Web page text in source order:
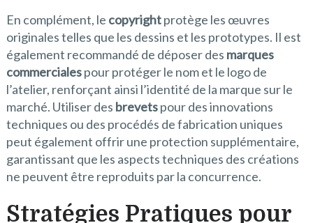
En complément, le copyrightprotège les œuvres
originales telles que les dessins et les prototypes. Il est
également recommandé de déposer des marques
commercialespour protéger le nom et le logo de
l’atelier, renforçant ainsi l’identité de la marque sur le
marché. Utiliser des brevetspour des innovations
techniques ou des procédés de fabrication uniques
peut également offrir une protection supplémentaire,
garantissant que les aspects techniques des créations
ne peuvent être reproduits par la concurrence.
Stratégies Pratiques pour